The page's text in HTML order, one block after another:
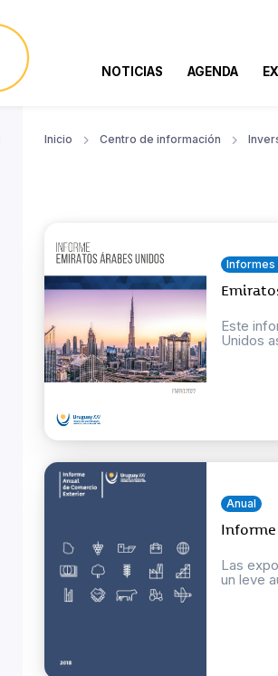
NOTICIAS AGENDA
Inicio Centro de información
Informes
Este
Unidos
Anual
Informe
Las
un leve